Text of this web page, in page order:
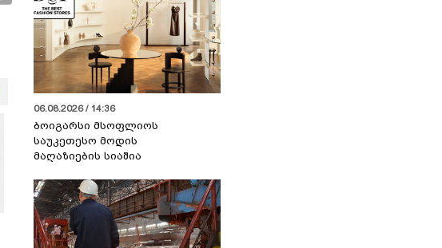
06.08.2026 / 14:36
ბოიგარსი მსოფლიოს
საუკეთესო მოდის
მაღაზიების სიაშია